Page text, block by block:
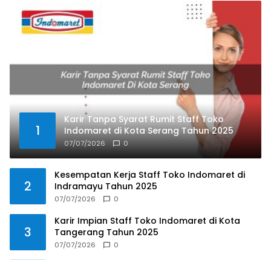
1
Karir Tanpa Syarat Rumit Staff Toko
Indomaret di Kota Serang Tahun 2025
07/07/2026 0
2
Kesempatan Kerja Staff Toko Indomaret di
Indramayu Tahun 2025
07/07/2026 0
3
Karir Impian Staff Toko Indomaret di Kota
Tangerang Tahun 2025
07/07/2026 0